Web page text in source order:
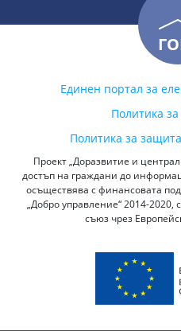
Единен портал за
Политика
Политика за
Проект „Доразвитие и
достъп на граждани до
осъществява с финансовата
„Добро управление“ 2014-
съюз чрез